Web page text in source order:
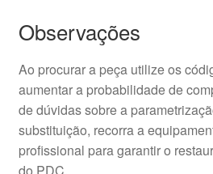
Observações
Ao procurar a peça utilize os
aumentar a probabilidade de
de dúvidas sobre a
substituição, recorra a
profissional para garantir o